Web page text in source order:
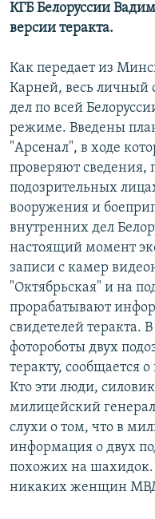
КГБ Белоруссии
версии теракта.
Как передает из
Карней, весь личный
дел по всей
режиме. Введены
"Арсенал", в ходе
проверяют сведения,
подозрительных
вооружения и
внутренних дел
настоящий момент
записи с камер
"Октябрьская" и на
прорабатывают
свидетелей теракта.
фотороботы двух
теракту, сообщается
Кто эти люди,
милицейский
слухи о том, что в
информация о двух
похожих на шахидок.
никаких женщин